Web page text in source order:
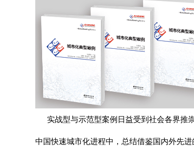
实战型与示范型案例日益受到社会各界推
中国快速城市化进程中，总结借鉴国内外先进